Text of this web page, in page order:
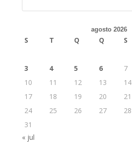
agosto 2026
S T Q Q S
3
4 5 6 7
10
11 12 13 14
17
18 19 20 21
24
25 26 27 28
31
« jul